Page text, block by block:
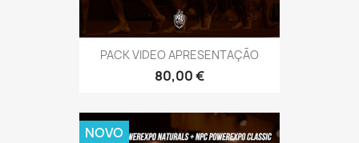
PACK VIDEO APRESENTAÇÃO
Preço
80,00 €
NOVO